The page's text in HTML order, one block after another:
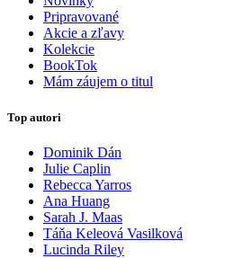
Pripravované
Akcie a zľavy
Kolekcie
BookTok
Mám záujem o titul
Top autori
Dominik Dán
Julie Caplin
Rebecca Yarros
Ana Huang
Sarah J. Maas
Táňa Keleová Vasilková
Lucinda Riley